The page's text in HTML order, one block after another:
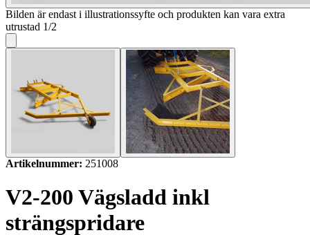
Bilden är endast i illustrationssyfte och produkten kan vara extra
utrustad 1/2
Artikelnummer: 251008
V2-200 Vägsladd inkl
strängspridare